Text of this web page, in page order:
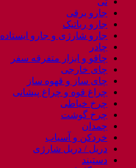
جارو برقی
جارو رباتیک
جارو شارژی و جارو ایستاده
چادر
چاقو و ابزار متفرقه سفر
چای خارجی
چای ساز و قهوه ساز
چراغ قوه و چراغ پیشانی
چرخ خیاطی
چرخ گوشت
چمدان
خردکن و آسیاب
دریل / دریل شارژی
دستبند